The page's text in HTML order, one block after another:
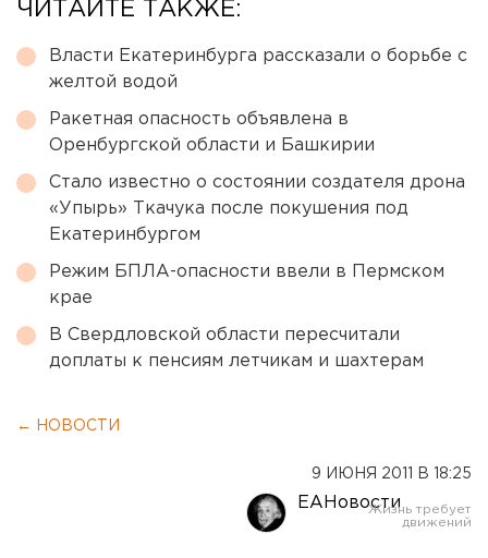
ЧИТАЙТЕ ТАКЖЕ:
Власти Екатеринбурга рассказали о борьбе с
желтой водой
Ракетная опасность объявлена в
Оренбургской области и Башкирии
Стало известно о состоянии создателя дрона
«Упырь» Ткачука после покушения под
Екатеринбургом
Режим БПЛА-опасности ввели в Пермском
крае
В Свердловской области пересчитали
доплаты к пенсиям летчикам и шахтерам
← НОВОСТИ
9 ИЮНЯ 2011 В 18:25
ЕАНовости